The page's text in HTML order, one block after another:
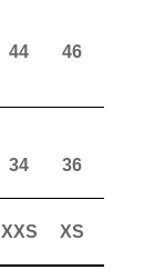
44 46
34 36
XXS XS